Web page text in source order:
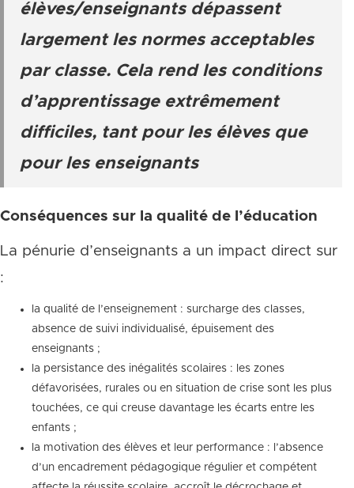
élèves/enseignants dépassent
largement les normes acceptables
par classe. Cela rend les conditions
d’apprentissage extrêmement
difficiles, tant pour les élèves que
pour les enseignants
Conséquences sur la qualité de l’éducation
La pénurie d’enseignants a un impact direct sur
:
la qualité de l’enseignement : surcharge des classes,
absence de suivi individualisé, épuisement des
enseignants ;
la persistance des inégalités scolaires : les zones
défavorisées, rurales ou en situation de crise sont les plus
touchées, ce qui creuse davantage les écarts entre les
enfants ;
la motivation des élèves et leur performance : l’absence
d’un encadrement pédagogique régulier et compétent